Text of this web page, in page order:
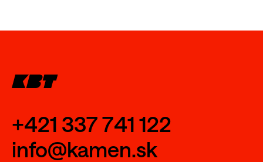
+421 337 741 122
info@kamen.sk